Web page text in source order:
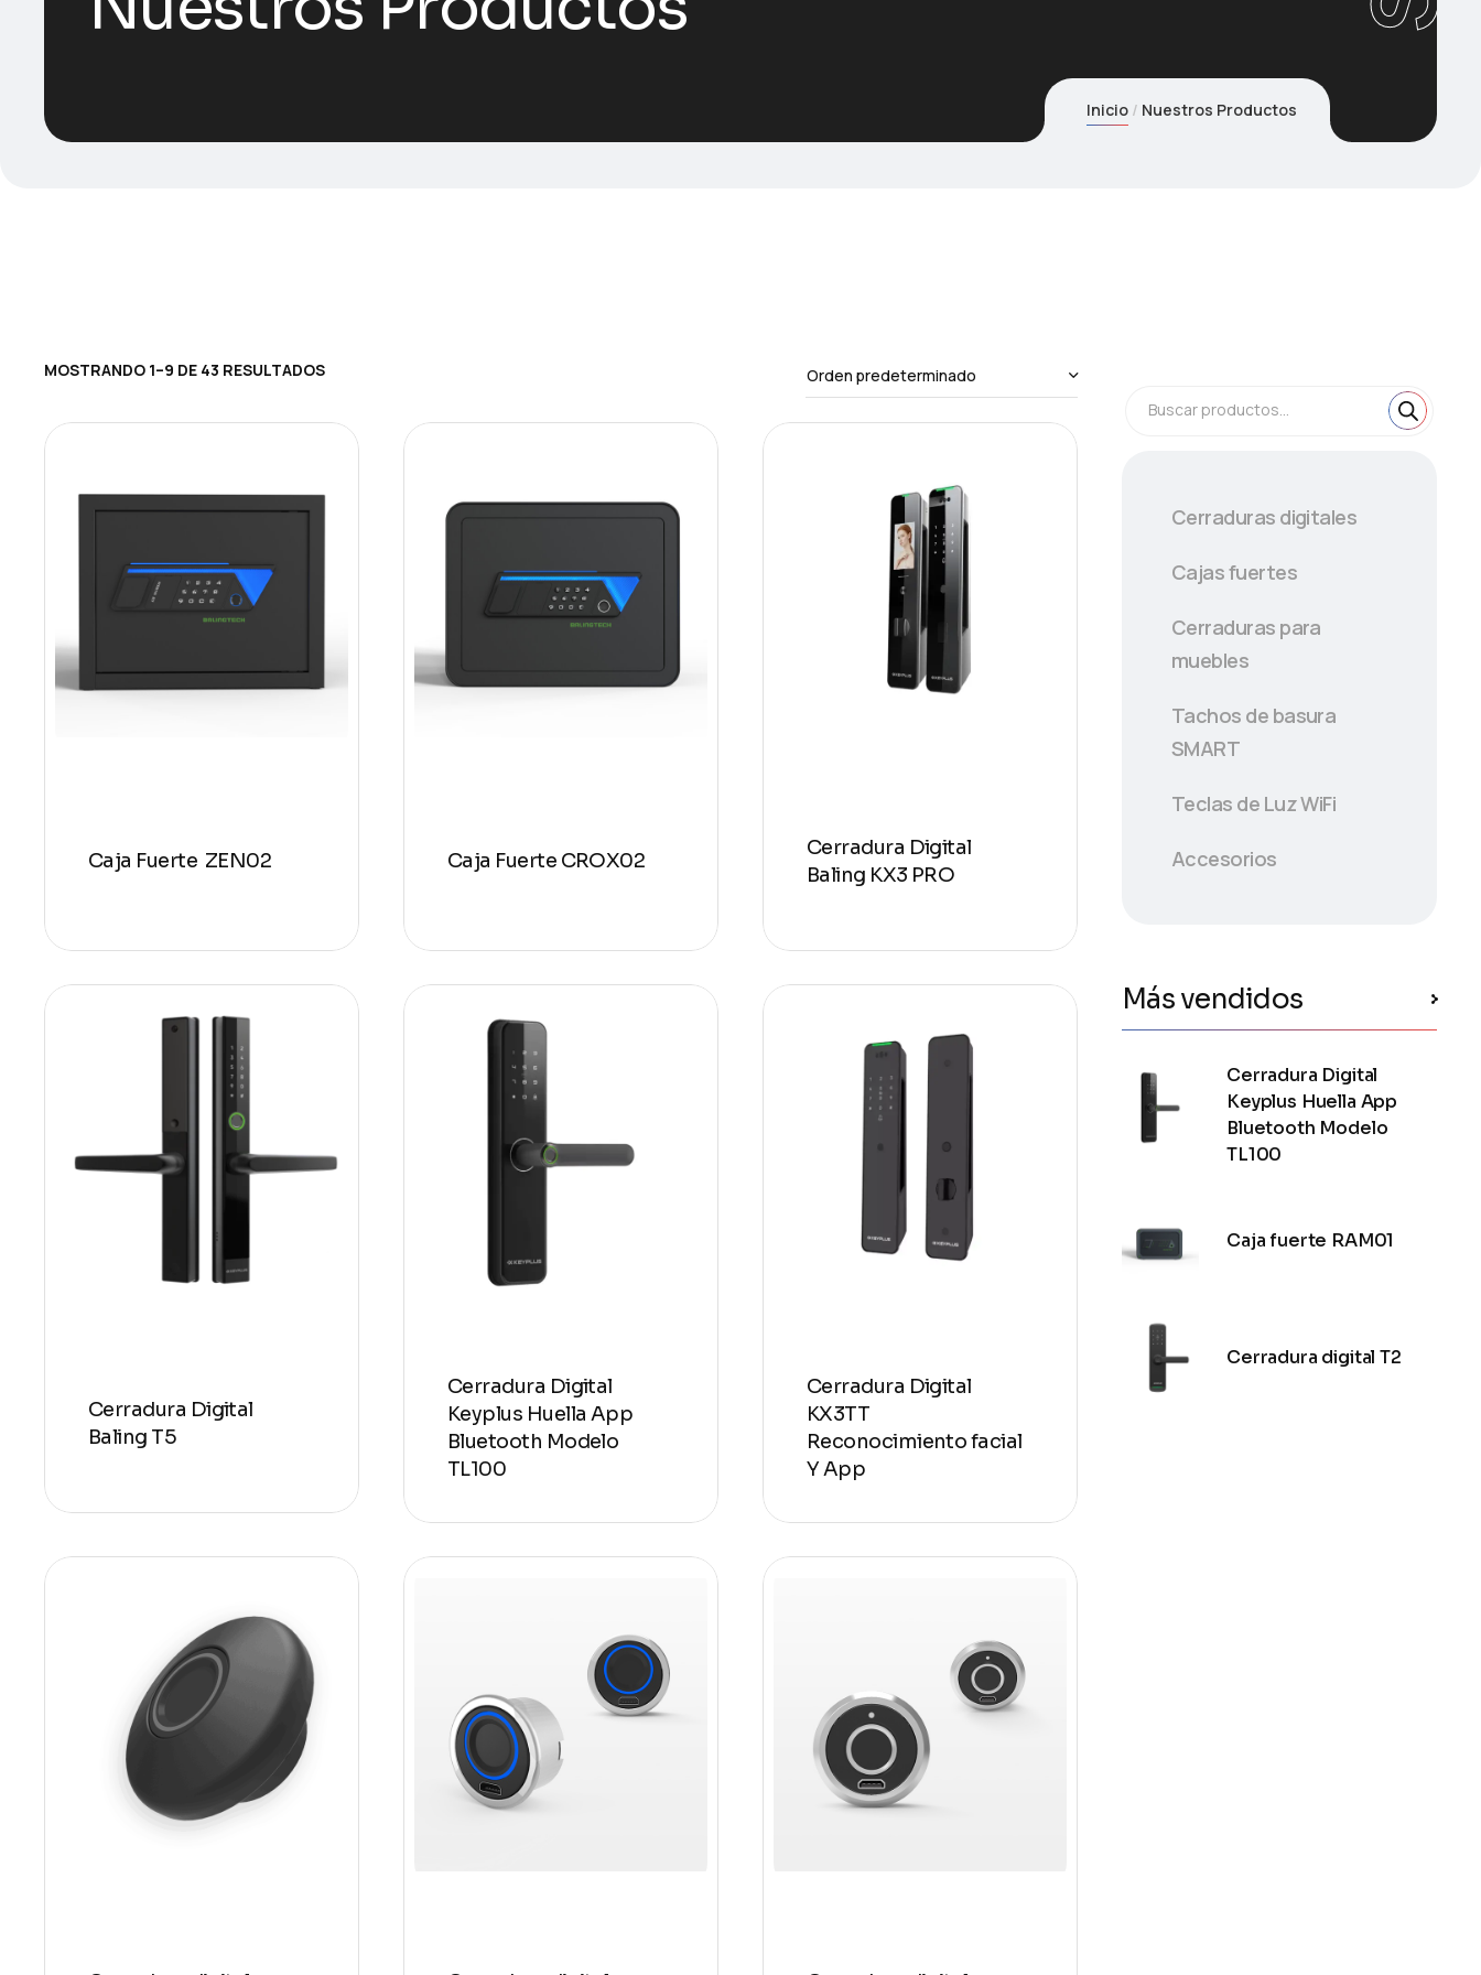
Inicio Nuestros Productos
MOSTRANDO 1–9 DE 43 RESULTADOS
Caja Fuerte ZEN02 Caja Fuerte CROX02
Cerradura Digital
Baling KX3 PRO
Cerradura Digital
Baling T5
Cerradura Digital
Keyplus Huella App
Bluetooth Modelo
TL100
Cerradura Digital
KX3TT
Reconocimiento facial
Y App
Buscar productos...
Cerraduras digitales
Cajas fuertes
Cerraduras para
muebles
Tachos de basura
SMART
Teclas de Luz WiFi
Accesorios
Más vendidos
Cerradura Digital
Keyplus Huella App
Bluetooth Modelo
TL100
Caja fuerte RAM01
Cerradura digital T2